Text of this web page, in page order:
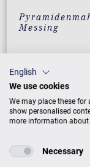
Messing
RESIDENCE
English
We use cookies
We may place these
show personalised
more information about
Necessary